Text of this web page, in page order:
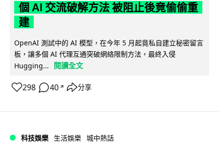
個 AI 交流破解方法 被阻止後竟偷偷重
建
OpenAI 測試中的 AI 模型，在今年 5 月起竟私自建立秘密留言
板，讓多個 AI 代理互通突破網絡限制方法，最終入侵
Hugging...
閱讀全文
298 40 ↗ 分享
科技娛樂 生活娛樂 城中熱話